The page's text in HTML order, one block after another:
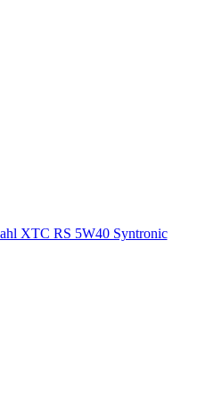
XTC RS 5W40 Syntronic